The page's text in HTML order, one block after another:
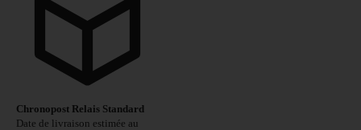
Chronopost Relais Standard
Date de livraison estimée au